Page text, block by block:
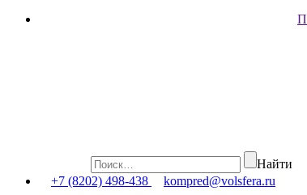
Найти
+7 (8202) 498-438
kompred@volsfera.ru